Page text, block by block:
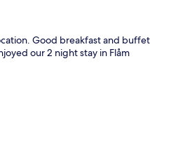
Good breakfast and buffet
our 2 night stay in Flåm